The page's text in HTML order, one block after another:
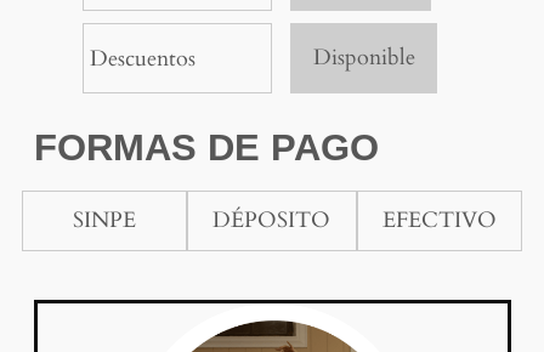
Descuentos Disponible
FORMAS DE PAGO
SINPE DÉPOSITO EFECTIVO